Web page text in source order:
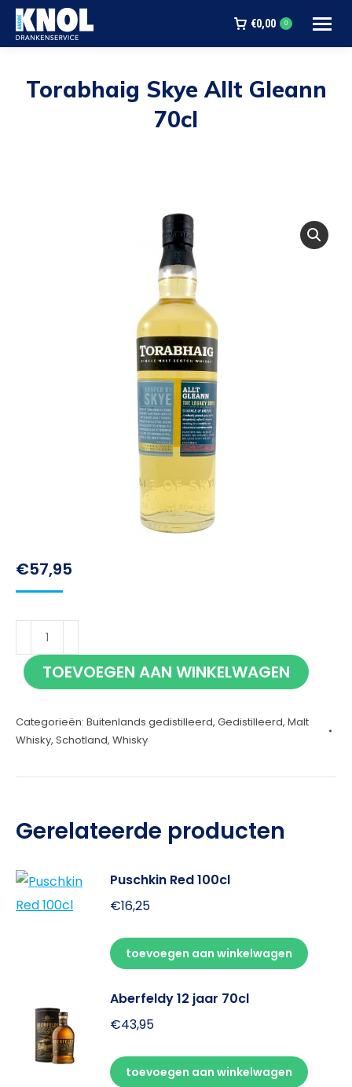
€0,00 0
Torabhaig Skye Allt Gleann
70cl
€57,95
Torabhaig
Skye
Allt
70cl
aantal
TOEVOEGEN AAN WINKELWAGEN
Categorieën: Buitenlands gedistilleerd, Gedistilleerd, Malt
Whisky, Schotland, Whisky
Gerelateerde producten
Puschkin Red 100cl
€16,25
toevoegen aan winkelwagen
Aberfeldy 12 jaar 70cl
€43,95
toevoegen aan winkelwagen